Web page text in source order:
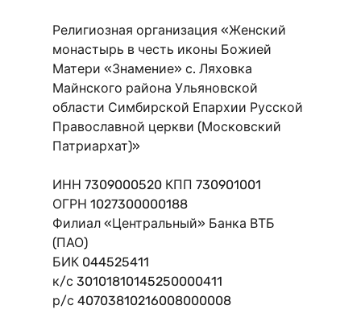
Религиозная организация «Женский
монастырь в честь иконы Божией
Матери «Знамение» с. Ляховка
Майнского района Ульяновской
области Симбирской Епархии Русской
Православной церкви (Московский
Патриархат)»
ИНН 7309000520 КПП 730901001
ОГРН 1027300000188
Филиал «Центральный» Банка ВТБ
(ПАО)
БИК 044525411
к/с 30101810145250000411
р/с 40703810216008000008